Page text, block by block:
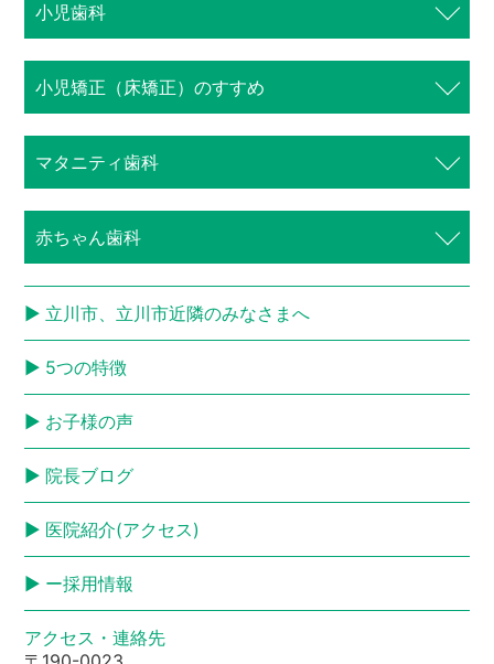
小児歯科
⼩児矯正（床矯正）のすすめ
マタニティ歯科
赤ちゃん歯科
立川市、立川市近隣のみなさまへ
5つの特徴
お子様の声
院長ブログ
医院紹介(アクセス)
ー採用情報
アクセス・連絡先